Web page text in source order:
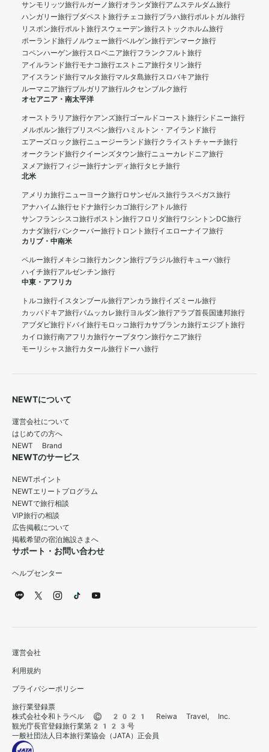
サンモリッツ旅行ルガーノ旅行オランダ旅行アムステルダム旅行
ハンガリー旅行ブダペスト旅行チェコ旅行プラハ旅行ポルトガル旅行
リスボン旅行ポルト旅行スウェーデン旅行ストックホルム旅行
ポーランド旅行ノルウェー旅行ベルゲン旅行デンマーク旅行
コペンハーゲン旅行スロベニア旅行フランクフルト旅行
アイルランド旅行モナコ旅行エストニア旅行タリン旅行
アイスランド旅行マルタ旅行マルタ島旅行スロバキア旅行
ルーマニア旅行ブルガリア旅行ルクセンブルク旅行
オセアニア・南太平洋
オーストラリア旅行ケアンズ旅行ゴールドコースト旅行シドニー旅行
メルボルン旅行ブリスベン旅行ハミルトン・アイランド旅行
エアーズロック旅行ニュージーランド旅行クライストチャーチ旅行
オークランド旅行クイーンズタウン旅行ニューカレドニア旅行
ヌメア旅行フィジー旅行ナンディ旅行タヒチ旅行
北米
アメリカ旅行ニューヨーク旅行ロサンゼルス旅行ラスベガス旅行
アナハイム旅行セドナ旅行シカゴ旅行シアトル旅行
サンフランシスコ旅行ボストン旅行フロリダ旅行ワシントンDC旅行
カナダ旅行バンクーバー旅行 トロント旅行イエローナイフ旅行
カリブ・中南米
ペルー旅行メキシコ旅行カンクン旅行ブラジル旅行キューバ旅行
ハイチ旅行アルゼンチン旅行
中東・アフリカ
トルコ旅行イスタンブール旅行アンカラ旅行イズミール旅行
カッパドキア旅行パムッカレ旅行ヨルダン旅行アラブ首長国連邦旅行
アブダビ旅行 ドバイ旅行モロッコ旅行カサブランカ旅行エジプト旅行
カイロ旅行南アフリカ旅行ケープタウン旅行ケニア旅行
モーリシャス旅行カタール旅行 ドーハ旅行
NEWTについて
運営会社について
はじめての方へ
NEWT Brand
NEWTのサービス
NEWTポイント
NEWTエリートプログラム
NEWTで旅行相談
VIP旅行の相談
広告掲載について
掲載希望の宿泊施設さまへ
サポート・お問い合わせ
ヘルプセンター
運営会社
利用規約
プライバシーポリシー
旅行業登録票
株式会社令和トラベル © 2021 Reiwa Travel, Inc.
観光庁長官登録旅行業第2123号
一般社団法人日本旅行業協会（JATA）正会員